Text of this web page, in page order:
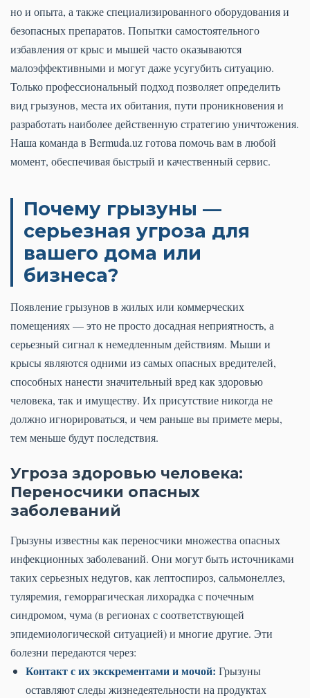
но и опыта, а также специализированного оборудования и
безопасных препаратов. Попытки самостоятельного
избавления от крыс и мышей часто оказываются
малоэффективными и могут даже усугубить ситуацию.
Только профессиональный подход позволяет определить
вид грызунов, места их обитания, пути проникновения и
разработать наиболее действенную стратегию уничтожения.
Наша команда в Bermuda.uz готова помочь вам в любой
момент, обеспечивая быстрый и качественный сервис.
Почему грызуны —
серьезная угроза для
вашего дома или
бизнеса?
Появление грызунов в жилых или коммерческих
помещениях — это не просто досадная неприятность, а
серьезный сигнал к немедленным действиям. Мыши и
крысы являются одними из самых опасных вредителей,
способных нанести значительный вред как здоровью
человека, так и имуществу. Их присутствие никогда не
должно игнорироваться, и чем раньше вы примете меры,
тем меньше будут последствия.
Угроза здоровью человека:
Переносчики опасных
заболеваний
Грызуны известны как переносчики множества опасных
инфекционных заболеваний. Они могут быть источниками
таких серьезных недугов, как лептоспироз, сальмонеллез,
туляремия, геморрагическая лихорадка с почечным
синдромом, чума (в регионах с соответствующей
эпидемиологической ситуацией) и многие другие. Эти
болезни передаются через:
Контакт с их экскрементами и мочой: Грызуны
оставляют следы жизнедеятельности на продуктах